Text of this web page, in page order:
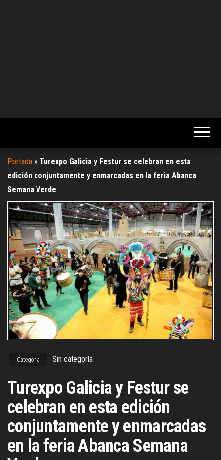
Portada » Turexpo Galicia y Festur se celebran en esta
edición conjuntamente y enmarcadas en la feria Abanca
Semana Verde
Categoría Sin categoría
Turexpo Galicia y Festur se
celebran en esta edición
conjuntamente y enmarcadas
en la feria Abanca Semana